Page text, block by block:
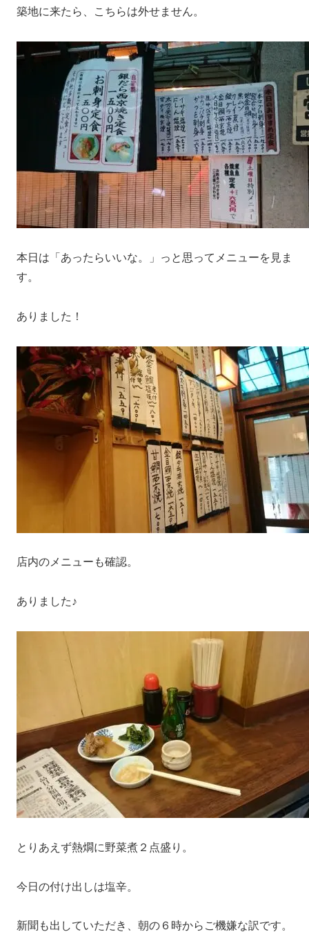
築地に来たら、こちらは外せません。
本日は「あったらいいな。」っと思ってメニューを見ま
す。
ありました！
店内のメニューも確認。
ありました♪
とりあえず熱燗に野菜煮２点盛り。
今日の付け出しは塩辛。
新聞も出していただき、朝の６時からご機嫌な訳です。